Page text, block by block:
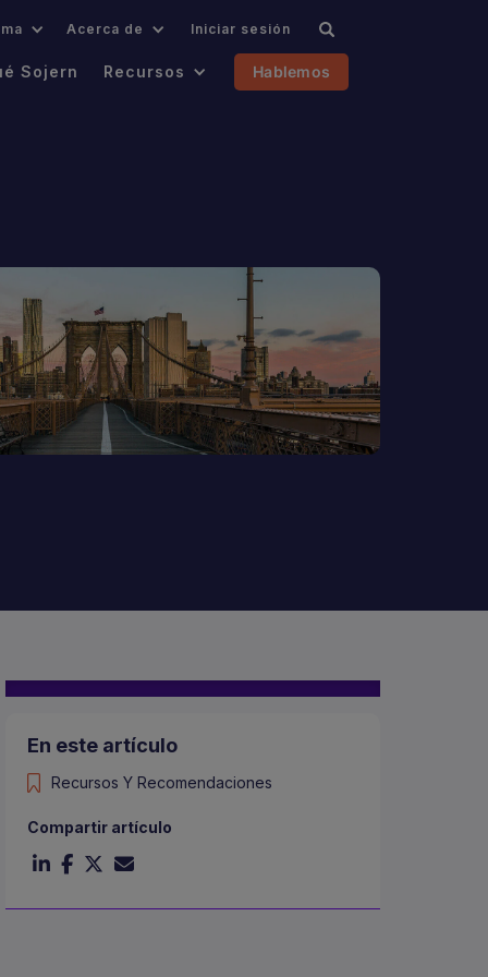
Acerca de Iniciar sesión
Sojern Recursos Hablemos
En este artículo
Recursos Y Recomendaciones
Compartir artículo